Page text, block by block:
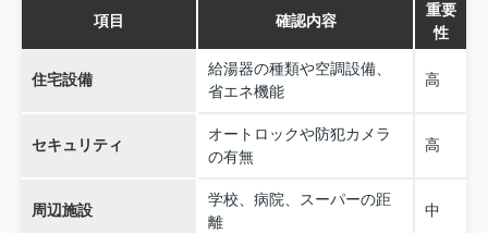
項目 確認内容
重要
性
住宅設備
給湯器の種類や空調設備、
省エネ機能
高
セキュリティ
オートロックや防犯カメラ
の有無
高
周辺施設
学校、病院、スーパーの距
離
中